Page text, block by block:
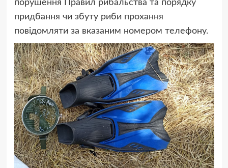
порушення Правил рибальства та порядку
придбання чи збуту риби прохання
повідомляти за вказаним номером телефону.